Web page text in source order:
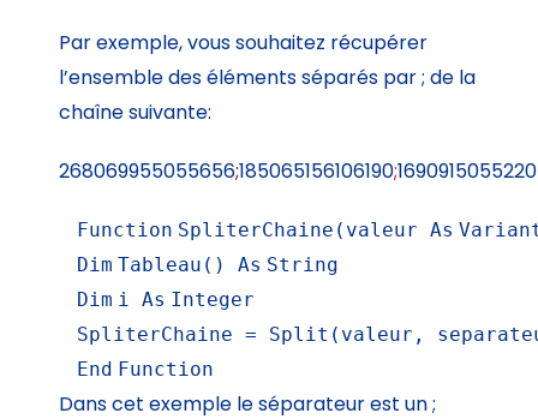
Par exemple, vous souhaitez récupérer
l’ensemble des éléments séparés par ; de la
chaîne suivante:
268069955055656;185065156106190;
Function SpliterChaine(valeurAs
Dim Tableau()As String
Dim iAs Integer
SpliterChaine = Split(valeur,
End Function
Dans cet exemple le séparateur est un ;